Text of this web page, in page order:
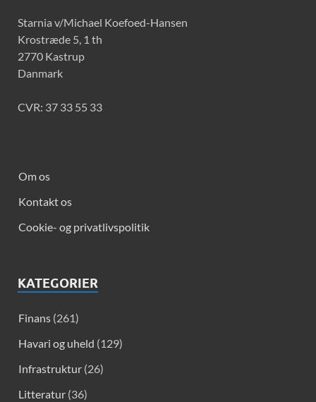
Starnia v/Michael Koefoed-Hansen
Krostræde 5, 1 th
2770 Kastrup
Danmark
CVR: 37 33 55 33
Om os
Kontakt os
Cookie- og privatlivspolitik
KATEGORIER
Finans (261)
Havari og uheld (129)
Infrastruktur (26)
Litteratur (36)